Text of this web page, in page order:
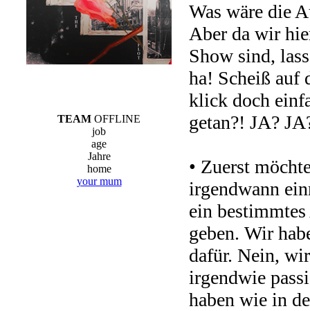
TEAM OFFLINE
job
age
Jahre
home
your mum
Was wäre die
Aber da wir
Show sind,
ha! Scheiß auf
klick doch
getan?! JA?
• Zuerst
irgendwann
ein
geben. Wir
dafür. Nein,
irgendwie
haben wie in